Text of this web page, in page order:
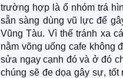
trường hợp là ổ nhóm trá
sẵn sàng dùng vũ lực để
Vũng Tàu. Vì thế tránh xa
nằm võng uống cafe không
sửa ngay cạnh đó và ở đó
chúng sẽ đe dọa gây sự,